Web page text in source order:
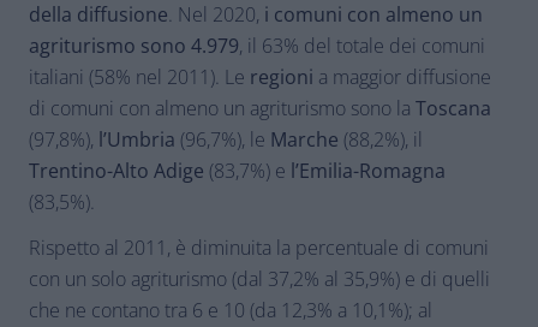
della diffusione. Nel 2020, i comuni con almeno un
agriturismo sono 4.979, il 63% del totale dei comuni
italiani (58% nel 2011). Le regioni a maggior diffusione
di comuni con almeno un agriturismo sono la Toscana
(97,8%), l’Umbria (96,7%), le Marche (88,2%), il
Trentino-Alto Adige (83,7%) e l’Emilia-Romagna
(83,5%).
Rispetto al 2011, è diminuita la percentuale di comuni
con un solo agriturismo (dal 37,2% al 35,9%) e di quelli
che ne contano tra 6 e 10 (da 12,3% a 10,1%); al